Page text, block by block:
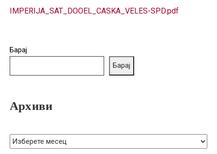
ТЕЛЕКОМУНИКАЦИИ
ПАЗАР
ГРИЖА
IMPERIJA_SAT_DOOEL_CASKA_VELES-SPD.pdf
Барај
Барај
Архиви